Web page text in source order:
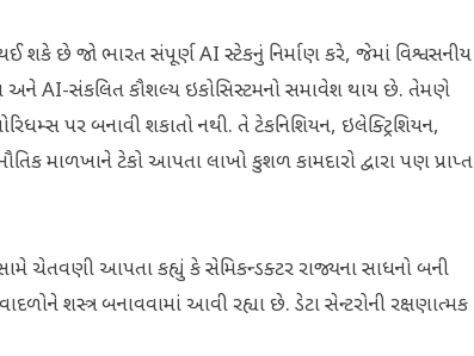
છે જો ભારત સંપૂર્ણ AI સ્ટેકનું નિર્માણ કરે, જેમાં વિશ્વસનીય
અને AI-સંકલિત કૌશલ્ય ઇકોસિસ્ટમનો સમાવેશ થાય છે. તેમણે
પર બનાવી શકાતો નથી. તે ટેકનિશિયન, ઇલેક્ટ્રિશિયન,
માળખાને ટેકો આપતા લાખો કુશળ કામદારો દ્વારા પણ પ્રાપ્ત
સામે ચેતવણી આપતા કહ્યું કે સેમિકન્ડક્ટર રાજ્યના સાધનો બની
શસ્ત્ર બનાવવામાં આવી રહ્યા છે. ડેટા સેન્ટરોની રક્ષણાત્મક